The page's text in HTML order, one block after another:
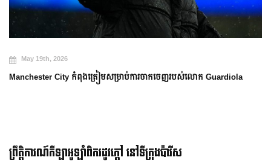
May 19th, 2026
Manchester City កំពុងត្រៀមសម្រាប់ការចាកចេញរបស់លោក Guardiola
ព្រឹត្តិការណ៍កីឡាអូឡាំពិករដូវក្ដៅ នៅទីក្រុងប៉ារីស